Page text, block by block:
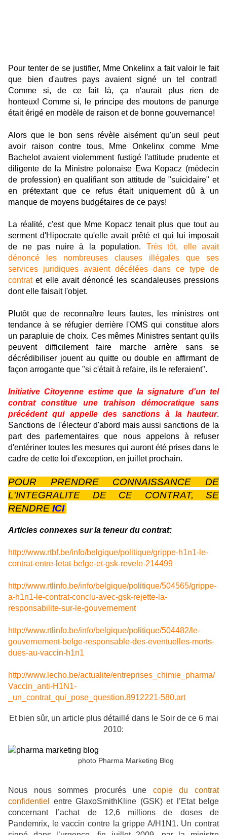
Pour tenter de se justifier, Mme Onkelinx a fait valoir le fait
que bien d'autres pays avaient signé un tel contrat!
Comme si, de ce fait là, ça n'aurait plus rien de
honteux!Comme si, le principe des moutons de panurge
était érigé en modèle de raison et de bonne gouvernance!
Alors que le bon sens révèle aisément qu'un seul peut
avoir raison contre tous, Mme Onkelinx comme Mme
Bachelot avaient violemment fustigé l'attitude prudente et
diligente de la Ministre polonaise Ewa Kopacz (médecin
de profession) en qualifiant son attitude de "suicidaire" et
en prétextant que ce refus était uniquement dû à un
manque de moyens budgétaires de ce pays!
La réalité, c'est que Mme Kopacz tenait plus que tout au
serment d'Hipocrate qu'elle avait prêté et qui lui imposait
de ne pas nuire à la population. Très tôt, elle avait
dénoncé les nombreuses clauses illégales que ses
services juridiques avaient décélées dans ce type de
contratet elle avait dénoncé les scandaleuses pressions
dont elle faisait l'objet.
Plutôt que de reconnaître leurs fautes, les ministres ont
tendance à se réfugier derrière l'OMS qui constitue alors
un parapluie de choix. Ces mêmes Ministres sentant qu'ils
peuvent difficilement faire marche arrière sans se
décrédibiliser jouent au quitte ou double en affirmant de
façon arrogante que "si c'était à refaire, ils le referaient".
Initiative Citoyenne estime que la signature d'un tel
contrat constitue une trahison démocratique sans
précédent qui appelle des sanctions à la hauteur.
Sanctions de l'électeur d'abord mais aussi sanctions de la
part des parlementaires que nous appelons à refuser
d'entériner toutes les mesures qui auront été prises dans le
cadre de cette loi d'exception, en juillet prochain.
POUR PRENDRE CONNAISSANCE DE
L'INTEGRALITE DE CE CONTRAT, SE
RENDRE ICI
Articles connexes sur la teneur du contrat:
http://www.rtbf.be/info/belgique/politique/grippe-h1n1-le-
contrat-entre-letat-belge-et-gsk-revele-214499
http://www.rtlinfo.be/info/belgique/politique/504565/grippe-
a-h1n1-le-contrat-conclu-avec-gsk-rejette-la-
responsabilite-sur-le-gouvernement
http://www.rtlinfo.be/info/belgique/politique/504482/le-
gouvernement-belge-responsable-des-eventuelles-morts-
dues-au-vaccin-h1n1
http://www.lecho.be/actualite/entreprises_chimie_pharma/
Vaccin_anti-H1N1-
_un_contrat_qui_pose_question.8912221-580.art
Et bien sûr, un article plus détaillé dans le Soir de ce 6 mai
2010:
photo Pharma Marketing Blog
Nous nous sommes procurés une copie du contrat
confidentiel
entre GlaxoSmithKline (GSK) et l’Etat belge
concernant l’achat de 12,6 millions de doses de
Pandemrix, le vaccin contre la grippe A/H1N1. Un contrat